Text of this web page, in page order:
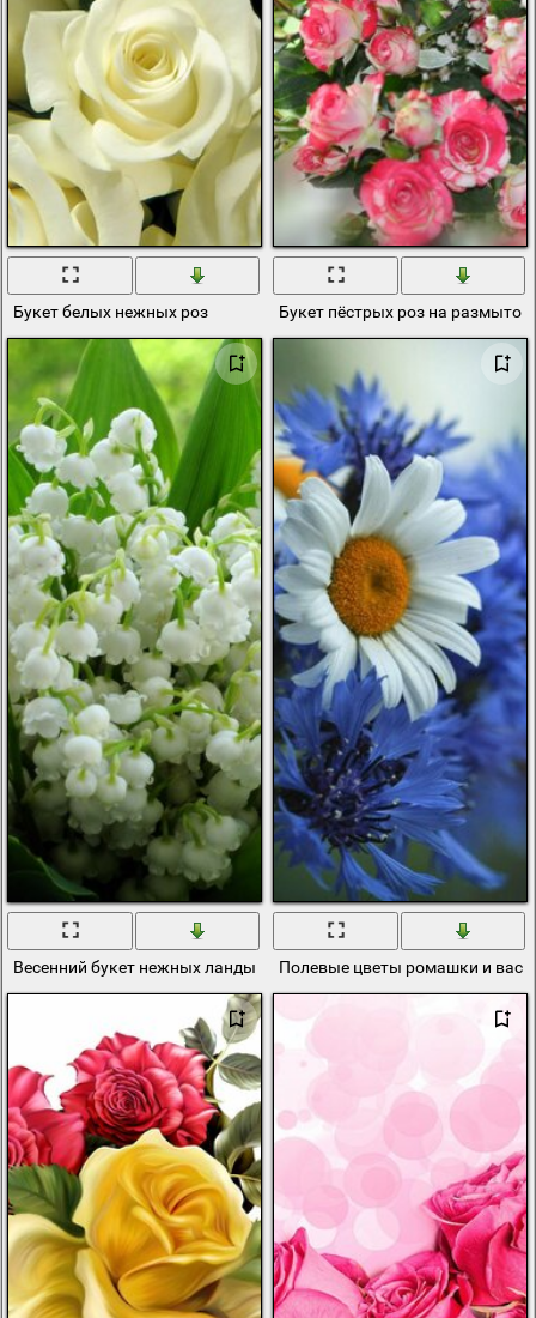
Букет белых нежных роз Букет пёстрых роз на
Весенний букет нежных ландышейПолевые цветы ромашки и